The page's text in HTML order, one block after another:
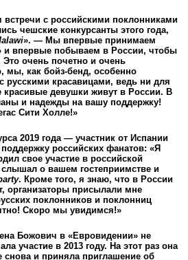
с российскими поклонниками
чешские конкурсанты этого года,
». — Мы впервые принимаем
и впервые побываем в России, чтобы
очень почетно и очень
мы, как бойз-бенд, особенно
русскими красавицами, ведь ни для
красивые девушки живут в России. В
и надежды на вашу поддержку!
Сити Холле!»
2019 года — участник от Испании
российских фанатов: «Я
свое участие в российской
слышал о вашем гостеприимстве и
. Кроме того, я знаю, что в России
организаторы присылали мне
поклонников и поклонниц
Скоро мы увидимся!»
Божович в «Евровидении» не
участие в 2013 году. На этот раз она
снова и приняла приглашение об